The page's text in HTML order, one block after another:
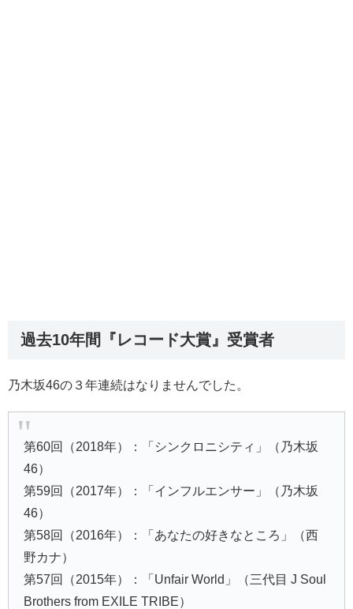
過去10年間『レコード大賞』受賞者
乃木坂46の３年連続はなりませんでした。
第60回（2018年）：「シンクロニシティ」（乃木坂
46）
第59回（2017年）：「インフルエンサー」（乃木坂
46）
第58回（2016年）：「あなたの好きなところ」（西
野カナ）
第57回（2015年）：「Unfair World」（三代目 J Soul
Brothers from EXILE TRIBE）